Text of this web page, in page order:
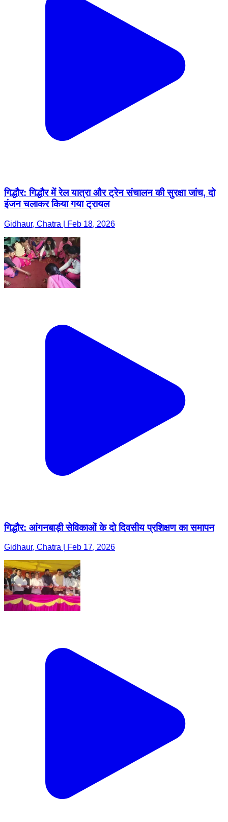
गिद्धौर: गिद्धौर में रेल यात्रा और ट्रेन संचालन की सुरक्षा जांच, दो
इंजन चलाकर किया गया ट्रायल
Gidhaur, Chatra | Feb 18, 2026
गिद्धौर: आंगनबाड़ी सेविकाओं के दो दिवसीय प्रशिक्षण का समापन
Gidhaur, Chatra | Feb 17, 2026